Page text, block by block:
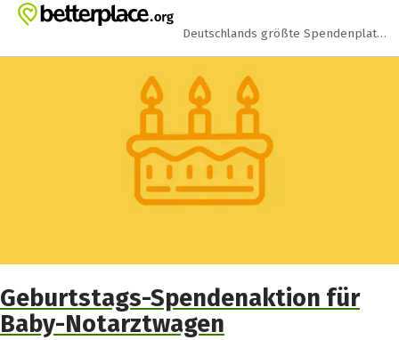
Zum Hauptinhalt springen
Erklärung zur Barrierefreiheit anzeigen
Deutschlands größte Spendenplattform
Geburtstags-Spendenaktion für
Baby-Notarztwagen